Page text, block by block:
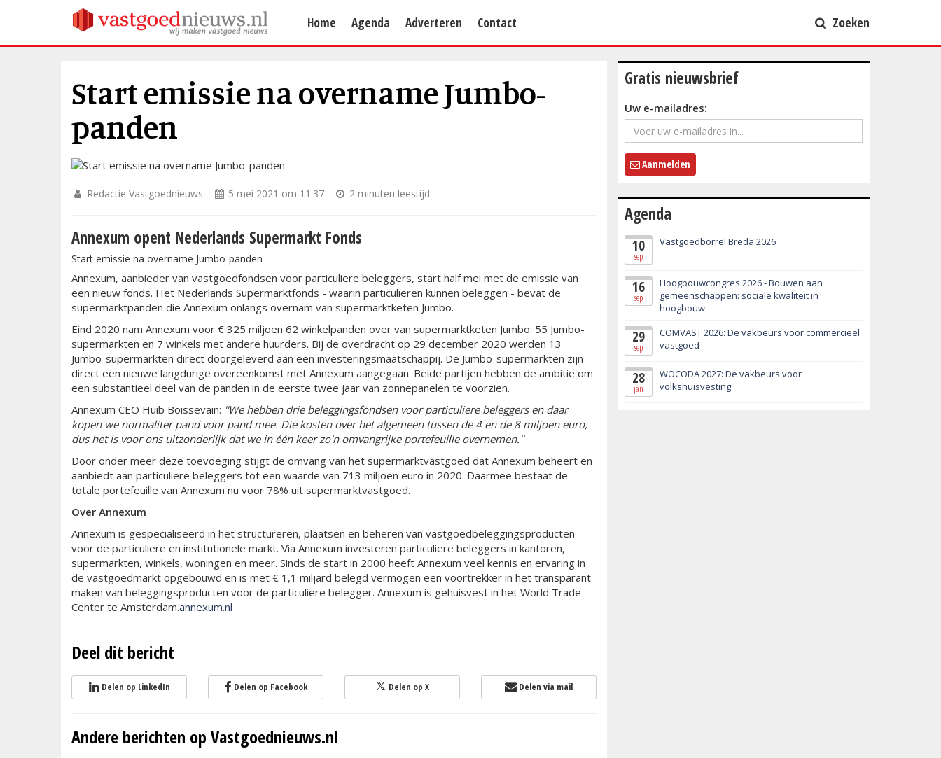
Home Agenda Adverteren Contact Zoeken
Start emissie na overname Jumbo-
panden
Redactie Vastgoednieuws 5 mei 2021 om 11:37 2 minuten leestijd
Annexum opent Nederlands Supermarkt Fonds
Start emissie na overname Jumbo-panden
Annexum, aanbieder van vastgoedfondsen voor particuliere beleggers, start half mei met de emissie van
een nieuw fonds. Het Nederlands Supermarktfonds - waarin particulieren kunnen beleggen - bevat de
supermarktpanden die Annexum onlangs overnam van supermarktketen Jumbo.
Eind 2020 nam Annexum voor € 325 miljoen 62 winkelpanden over van supermarktketen Jumbo: 55 Jumbo-
supermarkten en 7 winkels met andere huurders. Bij de overdracht op 29 december 2020 werden 13
Jumbo-supermarkten direct doorgeleverd aan een investeringsmaatschappij. De Jumbo-supermarkten zijn
direct een nieuwe langdurige overeenkomst met Annexum aangegaan. Beide partijen hebben de ambitie om
een substantieel deel van de panden in de eerste twee jaar van zonnepanelen te voorzien.
Annexum CEO Huib Boissevain: ''We hebben drie beleggingsfondsen voor particuliere beleggers en daar
kopen we normaliter pand voor pand mee. Die kosten over het algemeen tussen de 4 en de 8 miljoen euro,
dus het is voor ons uitzonderlijk dat we in één keer zo'n omvangrijke portefeuille overnemen.''
Door onder meer deze toevoeging stijgt de omvang van het supermarktvastgoed dat Annexum beheert en
aanbiedt aan particuliere beleggers tot een waarde van 713 miljoen euro in 2020. Daarmee bestaat de
totale portefeuille van Annexum nu voor 78% uit supermarktvastgoed.
Over Annexum
Annexum is gespecialiseerd in het structureren, plaatsen en beheren van vastgoedbeleggingsproducten
voor de particuliere en institutionele markt. Via Annexum investeren particuliere beleggers in kantoren,
supermarkten, winkels, woningen en meer. Sinds de start in 2000 heeft Annexum veel kennis en ervaring in
de vastgoedmarkt opgebouwd en is met € 1,1 miljard belegd vermogen een voortrekker in het transparant
maken van beleggingsproducten voor de particuliere belegger. Annexum is gehuisvest in het World Trade
Center te Amsterdam.annexum.nl
Deel dit bericht
Delen op LinkedIn Delen op Facebook Delen op X Delen via mail
Andere berichten op Vastgoednieuws.nl
Gratis nieuwsbrief
Uw e-mailadres:
Aanmelden
Agenda
10
sep
Vastgoedborrel Breda 2026
16
sep
Hoogbouwcongres 2026 - Bouwen aan
gemeenschappen: sociale kwaliteit in
hoogbouw
29
sep
COMVAST 2026: De vakbeurs voor commercieel
vastgoed
28
jan
WOCODA 2027: De vakbeurs voor
volkshuisvesting